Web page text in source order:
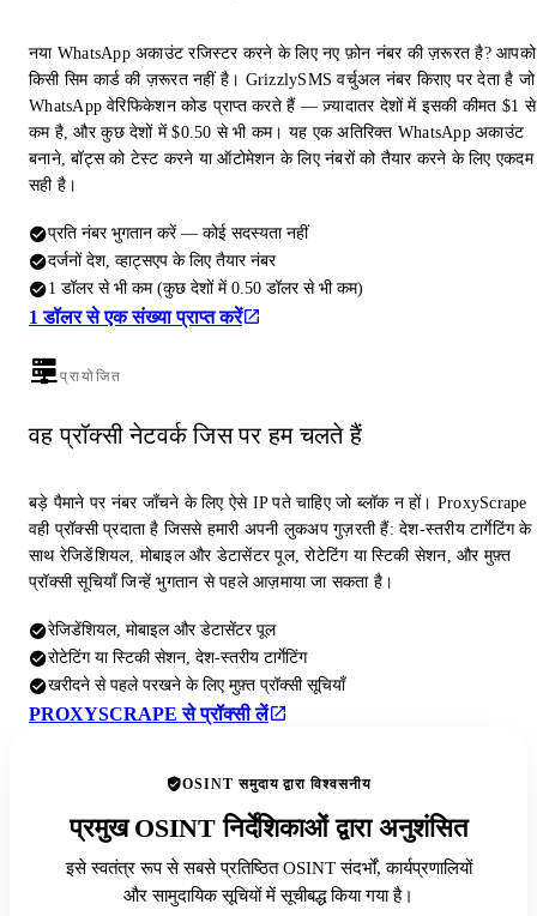
नया WhatsApp अकाउंट रजिस्टर करने के लिए नए फ़ोन नंबर की ज़रूरत है? आपको
किसी सिम कार्ड की ज़रूरत नहीं है। GrizzlySMS वर्चुअल नंबर किराए पर देता है जो
WhatsApp वेरिफिकेशन कोड प्राप्त करते हैं — ज़्यादातर देशों में इसकी कीमत $1 से
कम है, और कुछ देशों में $0.50 से भी कम। यह एक अतिरिक्त WhatsApp अकाउंट
बनाने, बॉट्स को टेस्ट करने या ऑटोमेशन के लिए नंबरों को तैयार करने के लिए एकदम
सही है।
प्रति नंबर भुगतान करें — कोई सदस्यता नहीं
दर्जनों देश, व्हाट्सएप के लिए तैयार नंबर
1 डॉलर से भी कम (कुछ देशों में 0.50 डॉलर से भी कम)
1 डॉलर से एक संख्या प्राप्त करें
प्रायोजित
वह प्रॉक्सी नेटवर्क जिस पर हम चलते हैं
बड़े पैमाने पर नंबर जाँचने के लिए ऐसे IP पते चाहिए जो ब्लॉक न हों। ProxyScrape
वही प्रॉक्सी प्रदाता है जिससे हमारी अपनी लुकअप गुज़रती हैं: देश-स्तरीय टार्गेटिंग के
साथ रेजिडेंशियल, मोबाइल और डेटासेंटर पूल, रोटेटिंग या स्टिकी सेशन, और मुफ़्त
प्रॉक्सी सूचियाँ जिन्हें भुगतान से पहले आज़माया जा सकता है।
रेजिडेंशियल, मोबाइल और डेटासेंटर पूल
रोटेटिंग या स्टिकी सेशन, देश-स्तरीय टार्गेटिंग
खरीदने से पहले परखने के लिए मुफ़्त प्रॉक्सी सूचियाँ
PROXYSCRAPE से प्रॉक्सी लें
OSINT समुदाय द्वारा विश्वसनीय
प्रमुख OSINT निर्देशिकाओं द्वारा अनुशंसित
इसे स्वतंत्र रूप से सबसे प्रतिष्ठित OSINT संदर्भों, कार्यप्रणालियों
और सामुदायिक सूचियों में सूचीबद्ध किया गया है।